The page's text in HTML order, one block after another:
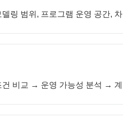
링 범위, 프로그램 운영 공간,
비교 → 운영 가능성 분석 →